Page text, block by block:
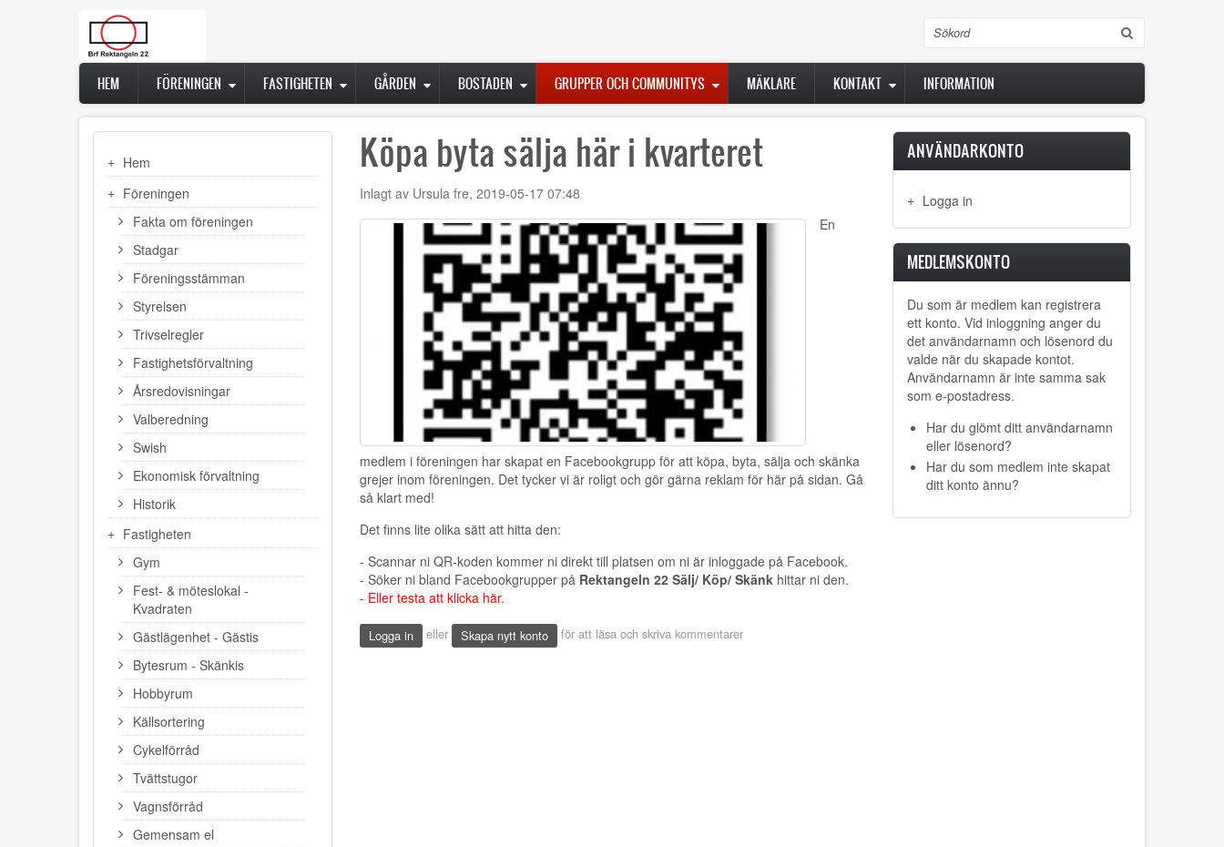
Sök
Main
navigation
HEM FÖRENINGEN FASTIGHETEN GÅRDEN BOSTADEN GRUPPER OCH COMMUNITYS MÄKLARE KONTAKT INFORMATION
NAVIGATION
Hem
Föreningen
Fakta om föreningen
Stadgar
Föreningsstämman
Styrelsen
Trivselregler
Fastighetsförvaltning
Årsredovisningar
Valberedning
Swish
Ekonomisk förvaltning
Historik
Fastigheten
Gym
Fest- & möteslokal -
Kvadraten
Gästlägenhet - Gästis
Bytesrum - Skänkis
Hobbyrum
Källsortering
Cykelförråd
Tvättstugor
Vagnsförråd
Gemensam el
Köpa byta sälja här i kvarteret
Inlagt av Ursula fre, 2019-05-17 07:48
En
medlem i föreningen har skapat en Facebookgrupp för att köpa, byta, sälja och skänka
grejer inom föreningen. Det tycker vi är roligt och gör gärna reklam för här på sidan. Gå
så klart med!
Det finns lite olika sätt att hitta den:
- Scannar ni QR-koden kommer ni direkt till platsen om ni är inloggade på Facebook.
- Söker ni bland Facebookgrupper på Rektangeln 22 Sälj/ Köp/ Skänkhittar ni den.
- Eller testa att klicka här.
Logga in eller Skapa nytt konto för att läsa och skriva kommentarer
ANVÄNDARKONTO
Logga in
MEDLEMSKONTO
Du som är medlem kan registrera
ett konto. Vid inloggning anger du
det användarnamn och lösenord du
valde när du skapade kontot.
Användarnamn är inte samma sak
som e-postadress.
Har du glömt ditt användarnamn
eller lösenord?
Har du som medlem inte skapat
ditt konto ännu?